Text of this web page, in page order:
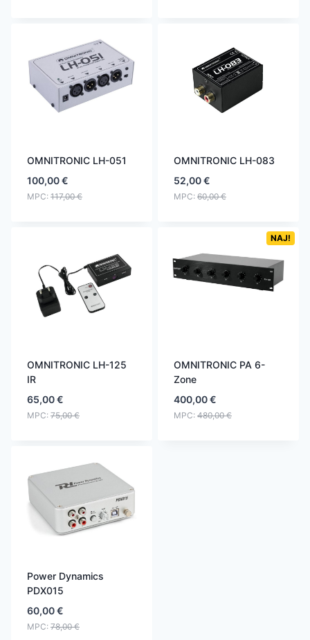
OMNITRONIC LH-051
100,00€
MPC: 117,00€
OMNITRONIC LH-083
52,00€
MPC: 60,00€
OMNITRONIC LH-125
IR
65,00€
MPC: 75,00€
NAJ!
OMNITRONIC PA 6-
Zone
400,00€
MPC: 480,00€
Power Dynamics
PDX015
60,00€
MPC: 78,00€